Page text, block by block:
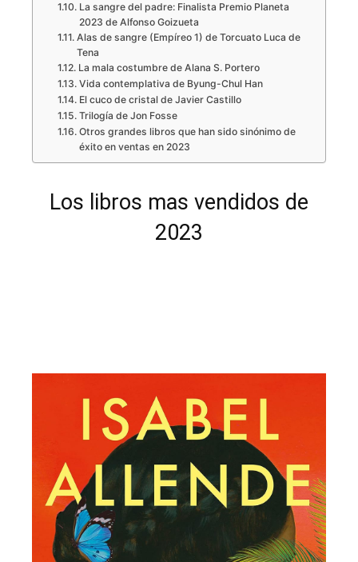
La sangre del padre: Finalista Premio Planeta
2023 de Alfonso Goizueta
Alas de sangre (Empíreo 1) de Torcuato Luca de
Tena
La mala costumbre de Alana S. Portero
Vida contemplativa de Byung-Chul Han
El cuco de cristal de Javier Castillo
Trilogía de Jon Fosse
Otros grandes libros que han sido sinónimo de
éxito en ventas en 2023
Los libros mas vendidos de
2023